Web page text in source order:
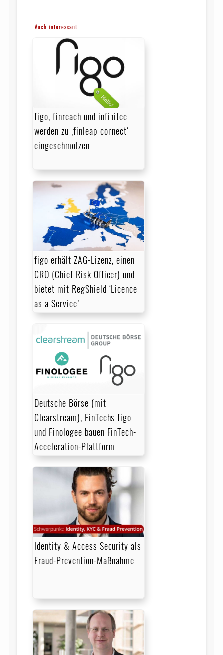
Auch interessant
figo, finreach und infinitec
werden zu ‚finleap connect‘
eingeschmolzen
figo erhält ZAG-Lizenz, einen
CRO (Chief Risk Officer) und
bietet mit RegShield ‘Licence
as a Service’
Deutsche Börse (mit
Clearstream), FinTechs figo
und Finologee bauen FinTech-
Acceleration-Plattform
Identity & Access Security als
Fraud-Prevention-Maßnahme